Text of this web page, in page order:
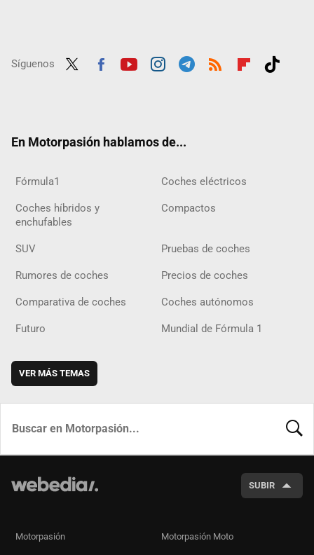
Síguenos
En Motorpasión hablamos de...
Fórmula1 Coches eléctricos
Coches híbridos y
enchufables
Compactos
SUV Pruebas de coches
Rumores de coches Precios de coches
Comparativa de coches Coches autónomos
Futuro Mundial de Fórmula 1
VER MÁS TEMAS
SUBIR
Motorpasión Motorpasión Moto